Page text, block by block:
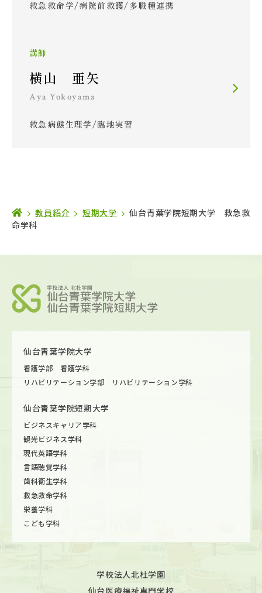
救急救命学/病院前救護/多職種連携
講師
横山 亜矢
Aya Yokoyama
救急病態生理学/臨地実習
教員紹介 短期大学
仙台青葉学院短期大学 救急救
命学科
仙台青葉学院大学
看護学部 看護学科
リハビリテーション学部 リハビリテーション学科
仙台青葉学院短期大学
ビジネスキャリア学科
観光ビジネス学科
現代英語学科
言語聴覚学科
歯科衛生学科
救急救命学科
栄養学科
こども学科
学校法人北杜学園